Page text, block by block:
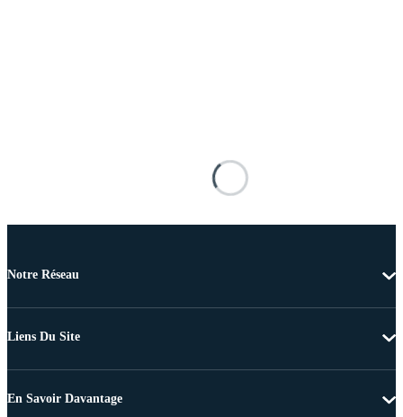
Notre Réseau
Liens Du Site
En Savoir Davantage